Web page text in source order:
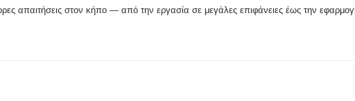
απαιτήσεις στον κήπο — από την εργασία σε μεγάλες επιφάνειες έως την